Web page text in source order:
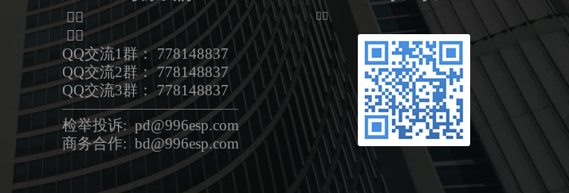
ᅟᅠ
ᅟᅠ
QQ交流1群： 778148837
QQ交流2群： 778148837
QQ交流3群： 778148837
—————————————————
检举投诉: pd@996esp.com
商务合作: bd@996esp.com
ᅟᅠ